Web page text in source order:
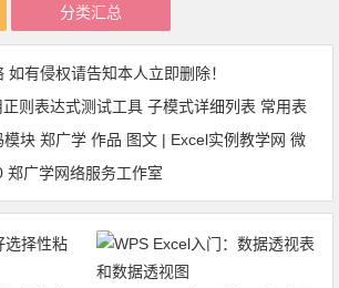
分类汇总
有侵权请告知本人立即删除！
正则表达式测试工具 子模式详细列表 常用表
块 郑广学 作品 图文 | Excel实例教学网 微
郑广学网络服务工作室